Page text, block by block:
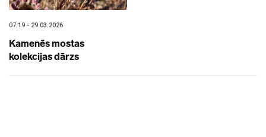
07:19 - 29.03.2026
Kamenēs mostas
kolekcijas dārzs